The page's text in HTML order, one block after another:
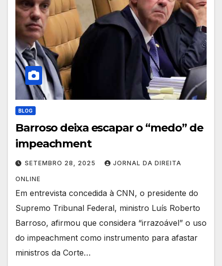
BLOG
Barroso deixa escapar o “medo” de
impeachment
SETEMBRO 28, 2025 JORNAL DA DIREITA
ONLINE
Em entrevista concedida à CNN, o presidente do
Supremo Tribunal Federal, ministro Luís Roberto
Barroso, afirmou que considera “irrazoável” o uso
do impeachment como instrumento para afastar
ministros da Corte…